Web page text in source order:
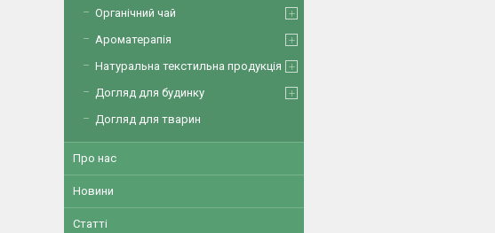
Органічний чай
Ароматерапія
Натуральна текстильна продукція
Догляд для будинку
Догляд для тварин
Про нас
Новини
Статті